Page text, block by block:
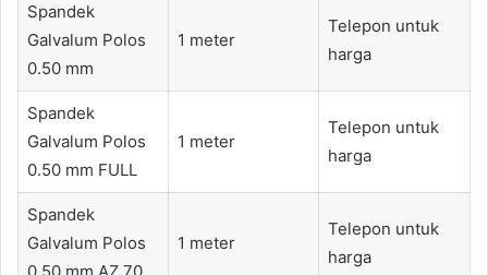
Spandek
Galvalum Polos
0.50 mm
1 meter
Telepon untuk
harga
Spandek
Galvalum Polos
0.50 mm FULL
1 meter
Telepon untuk
harga
Spandek
Galvalum Polos
1 meter
Telepon untuk
harga